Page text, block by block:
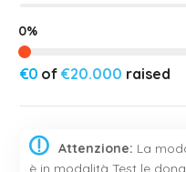
€0 of€20.000 raised
0%
Attenzione: La
è in modalità Test le